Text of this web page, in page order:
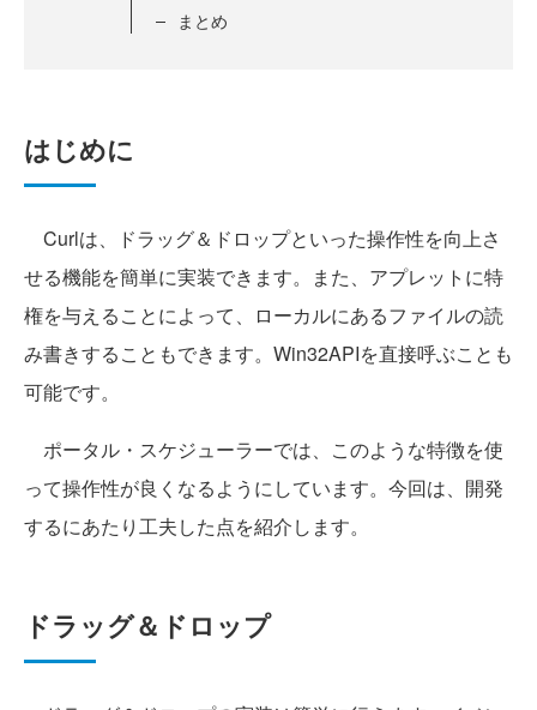
まとめ
はじめに
Curlは、ドラッグ＆ドロップといった操作性を向上さ
せる機能を簡単に実装できます。また、アプレットに特
権を与えることによって、ローカルにあるファイルの読
み書きすることもできます。Win32APIを直接呼ぶことも
可能です。
ポータル・スケジューラーでは、このような特徴を使
って操作性が良くなるようにしています。今回は、開発
するにあたり工夫した点を紹介します。
ドラッグ＆ドロップ